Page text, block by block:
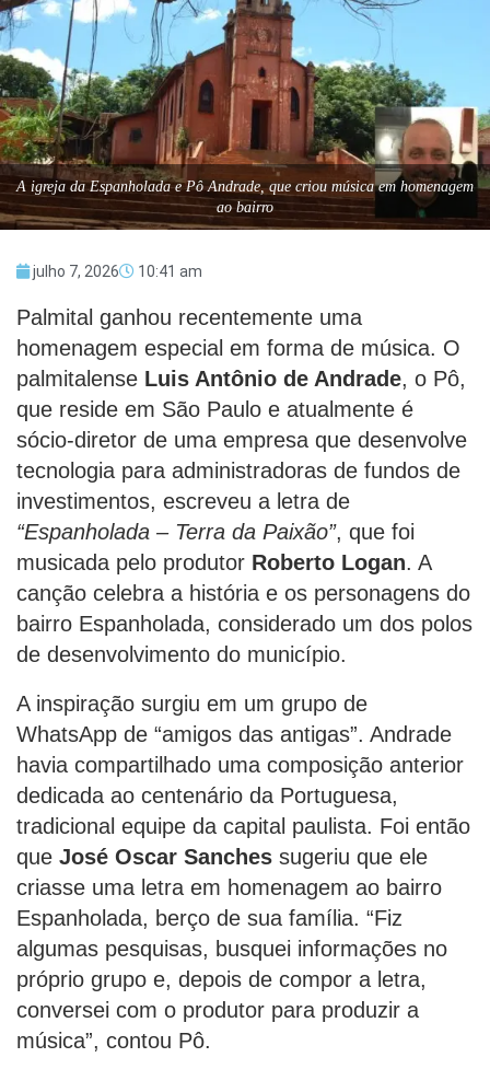
A igreja da Espanholada e Pô Andrade, que criou música em homenagem
ao bairro
julho 7, 2026 10:41 am
Palmital ganhou recentemente uma
homenagem especial em forma de música. O
palmitalense Luis Antônio de Andrade, o Pô,
que reside em São Paulo e atualmente é
sócio-diretor de uma empresa que desenvolve
tecnologia para administradoras de fundos de
investimentos, escreveu a letra de
“Espanholada – Terra da Paixão”, que foi
musicada pelo produtor Roberto Logan. A
canção celebra a história e os personagens do
bairro Espanholada, considerado um dos polos
de desenvolvimento do município.
A inspiração surgiu em um grupo de
WhatsApp de “amigos das antigas”. Andrade
havia compartilhado uma composição anterior
dedicada ao centenário da Portuguesa,
tradicional equipe da capital paulista. Foi então
que José Oscar Sanches sugeriu que ele
criasse uma letra em homenagem ao bairro
Espanholada, berço de sua família. “Fiz
algumas pesquisas, busquei informações no
próprio grupo e, depois de compor a letra,
conversei com o produtor para produzir a
música”, contou Pô.